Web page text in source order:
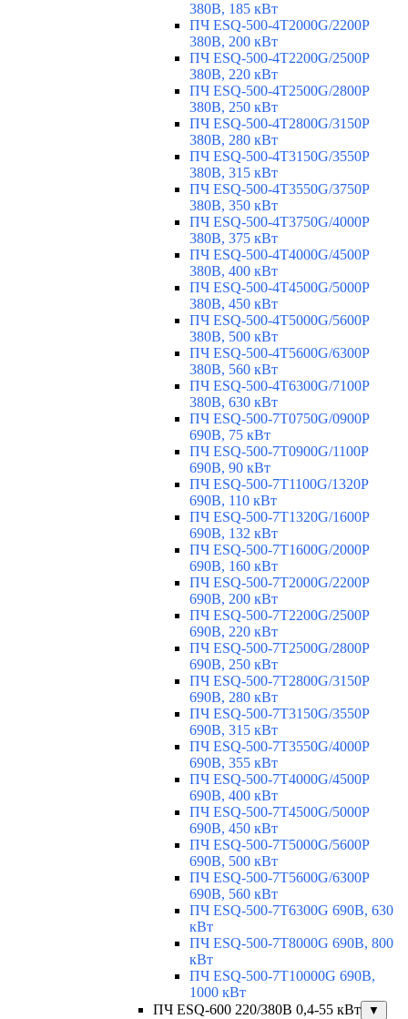
380В, 185 кВт
ПЧ ESQ-500-4T2000G/2200P
380В, 200 кВт
ПЧ ESQ-500-4T2200G/2500P
380В, 220 кВт
ПЧ ESQ-500-4T2500G/2800P
380В, 250 кВт
ПЧ ESQ-500-4T2800G/3150P
380В, 280 кВт
ПЧ ESQ-500-4T3150G/3550P
380В, 315 кВт
ПЧ ESQ-500-4T3550G/3750P
380В, 350 кВт
ПЧ ESQ-500-4T3750G/4000P
380В, 375 кВт
ПЧ ESQ-500-4T4000G/4500P
380В, 400 кВт
ПЧ ESQ-500-4T4500G/5000P
380В, 450 кВт
ПЧ ESQ-500-4T5000G/5600P
380В, 500 кВт
ПЧ ESQ-500-4T5600G/6300P
380В, 560 кВт
ПЧ ESQ-500-4T6300G/7100P
380В, 630 кВт
ПЧ ESQ-500-7T0750G/0900P
690В, 75 кВт
ПЧ ESQ-500-7T0900G/1100P
690В, 90 кВт
ПЧ ESQ-500-7T1100G/1320P
690В, 110 кВт
ПЧ ESQ-500-7T1320G/1600P
690В, 132 кВт
ПЧ ESQ-500-7T1600G/2000P
690В, 160 кВт
ПЧ ESQ-500-7T2000G/2200P
690В, 200 кВт
ПЧ ESQ-500-7T2200G/2500P
690В, 220 кВт
ПЧ ESQ-500-7T2500G/2800P
690В, 250 кВт
ПЧ ESQ-500-7T2800G/3150P
690В, 280 кВт
ПЧ ESQ-500-7T3150G/3550P
690В, 315 кВт
ПЧ ESQ-500-7T3550G/4000P
690В, 355 кВт
ПЧ ESQ-500-7T4000G/4500P
690В, 400 кВт
ПЧ ESQ-500-7T4500G/5000P
690В, 450 кВт
ПЧ ESQ-500-7T5000G/5600P
690В, 500 кВт
ПЧ ESQ-500-7T5600G/6300P
690В, 560 кВт
ПЧ ESQ-500-7T6300G 690В, 630
кВт
ПЧ ESQ-500-7T8000G 690В, 800
кВт
ПЧ ESQ-500-7T10000G 690В,
1000 кВт
ПЧ ESQ-600 220/380В 0,4-55 кВт
▼